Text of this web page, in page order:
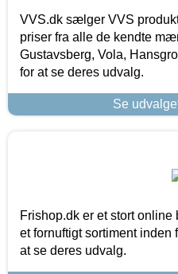
VVS.dk sælger VVS
priser fra alle de kendte
Gustavsberg, Vola,
for at se deres udvalg.
Se
Frishop.dk er et stort
et fornuftigt sortiment inden
at se deres udvalg.